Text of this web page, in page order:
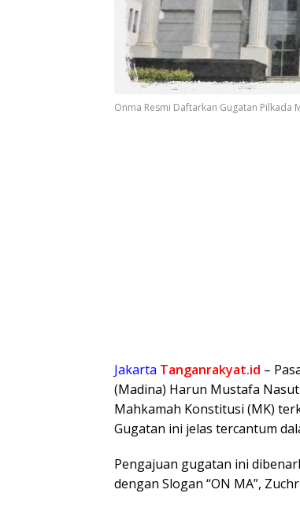
Onma Resmi Daftarkan Gugatan Pilkada
Jakarta Tanganrakyat.id –
(Madina) Harun Mustafa
Mahkamah Konstitusi (MK)
Gugatan ini jelas tercantum
Pengajuan gugatan ini
dengan Slogan “ON MA”,